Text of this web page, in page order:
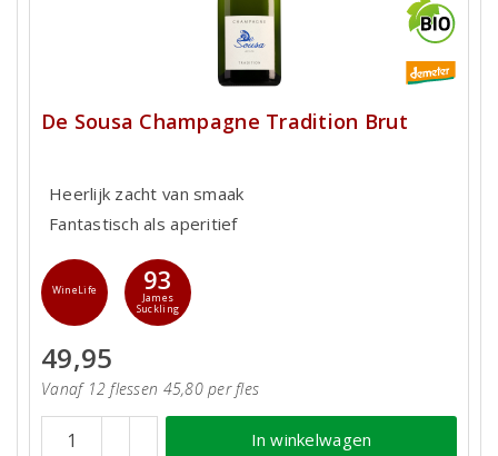
De Sousa Champagne Tradition Brut
Heerlijk zacht van smaak
Fantastisch als aperitief
WineLife 93
James
Suckling
49,95
Vanaf 12 flessen 45,80 per fles
In winkelwagen